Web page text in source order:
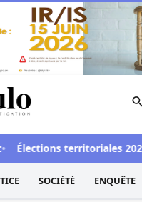
site d'information et
territoriales 2027 :
SOCIÉTÉ ENQUÊTE